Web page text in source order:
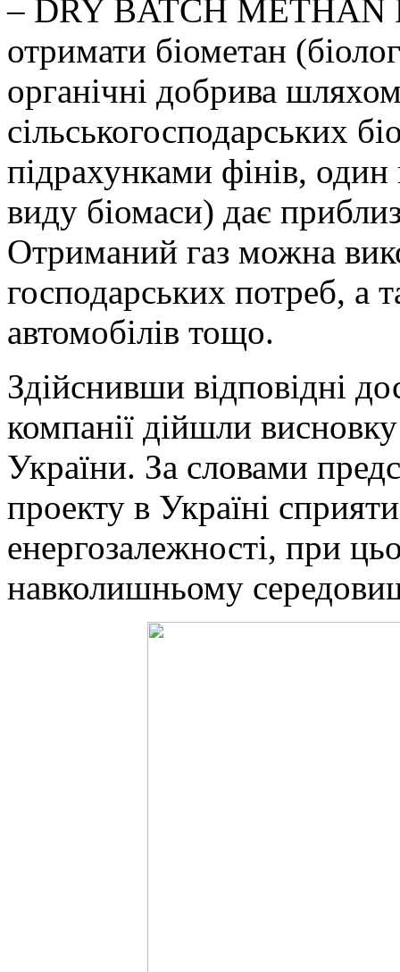
– DRY BATCH METHAN
отримати біометан
органічні добрива
сільськогосподарських
підрахунками фінів, один
виду біомаси) дає
Отриманий газ можна
господарських потреб, а
автомобілів тощо.
Здійснивши відповідні
компанії дійшли
України. За словами
проекту в Україні
енергозалежності, при
навколишньому